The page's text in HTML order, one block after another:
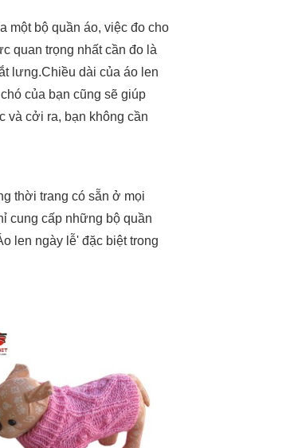
một bộ quần áo, việc đo cho
quan trọng nhất cần đo là
lưng.Chiều dài của áo len
của bạn cũng sẽ giúp
và cởi ra, bạn không cần
thời trang có sẵn ở mọi
cung cấp những bộ quần
len ngày lễ' đặc biệt trong